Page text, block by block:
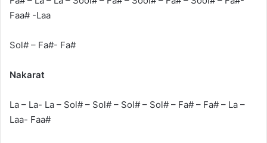
Faa# -Laa
Sol# – Fa#- Fa#
Nakarat
La – La- La – Sol# – Sol# – Sol# – Sol# – Fa# – Fa# – La –
Laa- Faa#